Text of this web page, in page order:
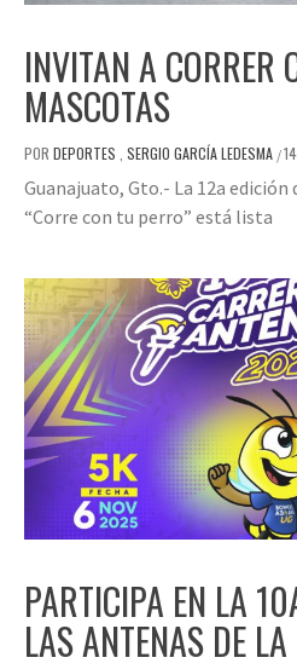
INVITAN A CORRER
MASCOTAS
POR DEPORTES , SERGIO GARCÍA LEDESMA /
Guanajuato, Gto.- La 12a
“Corre con tu perro” está lista
PARTICIPA EN LA
LAS ANTENAS DE